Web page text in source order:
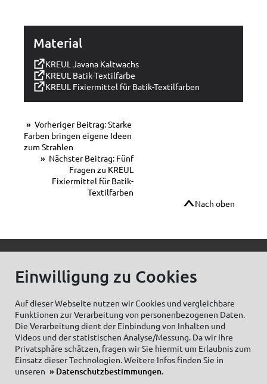
Material
KREUL Javana Kaltwachs
KREUL Batik-Textilfarbe
KREUL Fixiermittel für Batik-Textilfarben
Vorheriger Beitrag: Starke
Farben bringen eigene Ideen
zum Strahlen
Nächster Beitrag: Fünf
Fragen zu KREUL
Fixiermittel für Batik-
Textilfarben
Nach oben
Zum Newsletter anmelden:
Cookieeinstellungen Impressum
Einwilligung zu Cookies
Auf dieser Webseite nutzen wir Cookies und vergleichbare
Funktionen zur Verarbeitung von personenbezogenen Daten.
Die Verarbeitung dient der Einbindung von Inhalten und
Videos und der statistischen Analyse/Messung. Da wir Ihre
Privatsphäre schätzen, fragen wir Sie hiermit um Erlaubnis zum
Einsatz dieser Technologien. Weitere Infos finden Sie in
unseren
Datenschutzbestimmungen.